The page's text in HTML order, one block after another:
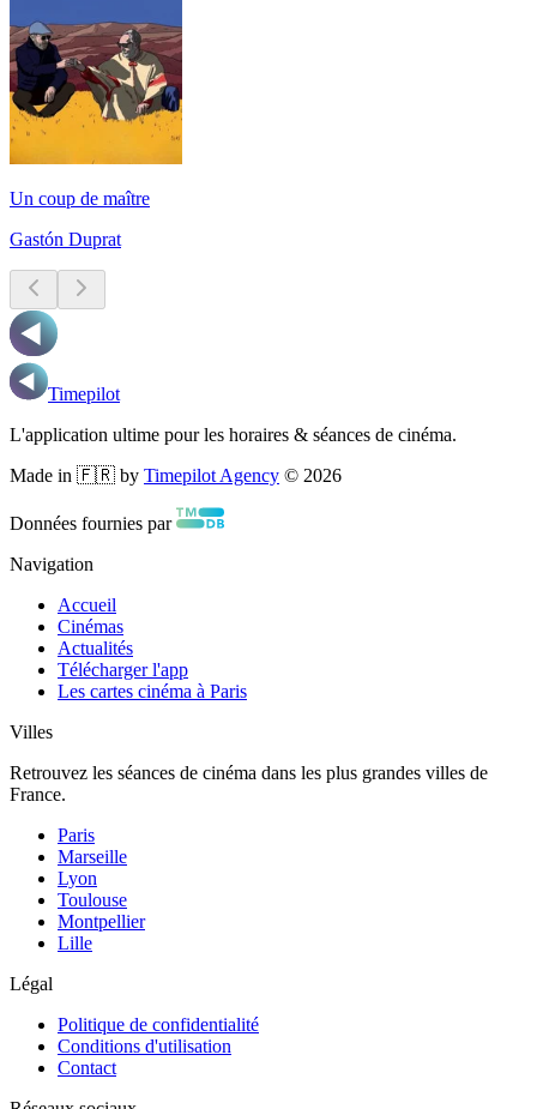
Un coup de maître
Gastón Duprat
Timepilot
L'application ultime pour les horaires & séances de cinéma.
Made in 🇫🇷 by Timepilot Agency © 2026
Données fournies par
Navigation
Accueil
Cinémas
Actualités
Télécharger l'app
Les cartes cinéma à Paris
Villes
Retrouvez les séances de cinéma dans les plus grandes villes de
France.
Paris
Marseille
Lyon
Toulouse
Montpellier
Lille
Légal
Politique de confidentialité
Conditions d'utilisation
Contact